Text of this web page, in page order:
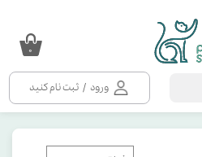
ورود / ثبت نام کنید
۰